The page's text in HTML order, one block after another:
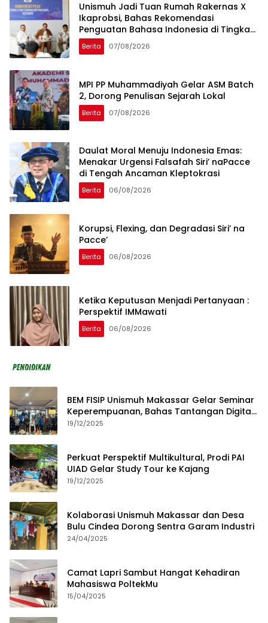
Unismuh Jadi Tuan Rumah Rakernas X
Ikaprobsi, Bahas Rekomendasi
Penguatan Bahasa Indonesia di Tingkat
Global
Berita 07/08/2026
MPI PP Muhammadiyah Gelar ASM Batch
2, Dorong Penulisan Sejarah Lokal
Berita 07/08/2026
Daulat Moral Menuju Indonesia Emas:
Menakar Urgensi Falsafah Siri’ naPacce
di Tengah Ancaman Kleptokrasi
Berita 06/08/2026
Korupsi, Flexing, dan Degradasi Siri’ na
Pacce’
Berita 06/08/2026
Ketika Keputusan Menjadi Pertanyaan :
Perspektif IMMawati
Berita 06/08/2026
BEM FISIP Unismuh Makassar Gelar Seminar
Keperempuanan, Bahas Tantangan Digital
dan Budaya Lokal
19/12/2025
Perkuat Perspektif Multikultural, Prodi PAI
UIAD Gelar Study Tour ke Kajang
19/12/2025
Kolaborasi Unismuh Makassar dan Desa
Bulu Cindea Dorong Sentra Garam Industri
24/04/2025
Camat Lapri Sambut Hangat Kehadiran
Mahasiswa PoltekMu
15/04/2025